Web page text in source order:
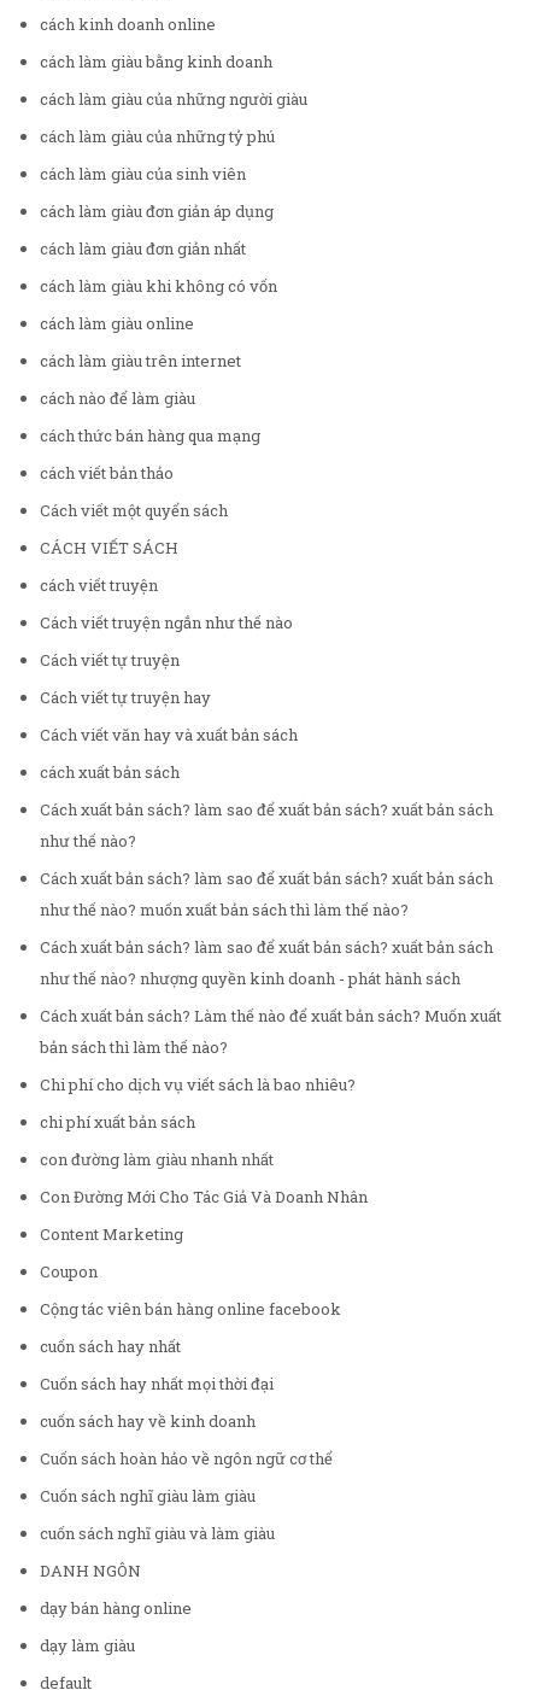
cách kinh doanh online
cách làm giàu bằng kinh doanh
cách làm giàu của những người giàu
cách làm giàu của những tỷ phú
cách làm giàu của sinh viên
cách làm giàu đơn giản áp dụng
cách làm giàu đơn giản nhất
cách làm giàu khi không có vốn
cách làm giàu online
cách làm giàu trên internet
cách nào để làm giàu
cách thức bán hàng qua mạng
cách viết bản thảo
Cách viết một quyển sách
CÁCH VIẾT SÁCH
cách viết truyện
Cách viết truyện ngắn như thế nào
Cách viết tự truyện
Cách viết tự truyện hay
Cách viết văn hay và xuất bản sách
cách xuất bản sách
Cách xuất bản sách? làm sao để xuất bản sách? xuất bản sách
như thế nào?
Cách xuất bản sách? làm sao để xuất bản sách? xuất bản sách
như thế nào? muốn xuất bản sách thì làm thế nào?
Cách xuất bản sách? làm sao để xuất bản sách? xuất bản sách
như thế nào? nhượng quyền kinh doanh - phát hành sách
Cách xuất bản sách? Làm thế nào để xuất bản sách? Muốn xuất
bản sách thì làm thế nào?
Chi phí cho dịch vụ viết sách là bao nhiêu?
chi phí xuất bản sách
con đường làm giàu nhanh nhất
Con Đường Mới Cho Tác Giả Và Doanh Nhân
Content Marketing
Coupon
Cộng tác viên bán hàng online facebook
cuốn sách hay nhất
Cuốn sách hay nhất mọi thời đại
cuốn sách hay về kinh doanh
Cuốn sách hoàn hảo về ngôn ngữ cơ thể
Cuốn sách nghĩ giàu làm giàu
cuốn sách nghĩ giàu và làm giàu
DANH NGÔN
dạy bán hàng online
dạy làm giàu
default